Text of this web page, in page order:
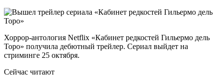
Хоррор-антология Netflix «Кабинет редкостей Гильермо дель
Торо» получила дебютный трейлер. Сериал выйдет на
стриминге 25 октября.
Сейчас читают